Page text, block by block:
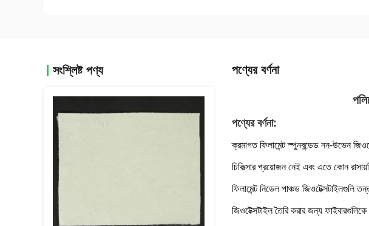
সংশ্লিষ্ট পণ্য পণ্যের বর্ণনা
পণ্যের বর্ণনা:
ক্রমাগত ফিলামেন্ট স্পুনবন্ডেড নন-উভেন
চিকিত্সার প্রয়োজন নেই এবং এতে কোন
ফিলামেন্ট নিডেল পাঞ্চড জিওটেক্সটাইলগুলি
জিওটেক্সটাইল তৈরি করার জন্য